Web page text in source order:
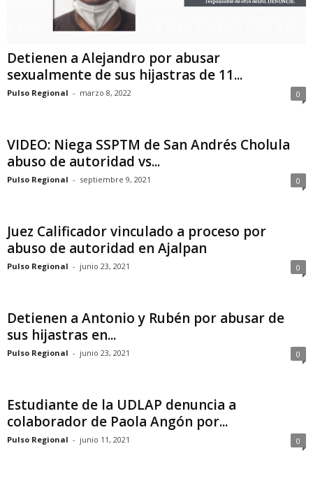
Detienen a Alejandro por abusar
sexualmente de sus hijastras de 11...
Pulso Regional - marzo 8, 2022 0
VIDEO: Niega SSPTM de San Andrés Cholula
abuso de autoridad vs...
Pulso Regional - septiembre 9, 2021 0
Juez Calificador vinculado a proceso por
abuso de autoridad en Ajalpan
Pulso Regional - junio 23, 2021 0
Detienen a Antonio y Rubén por abusar de
sus hijastras en...
Pulso Regional - junio 23, 2021 0
Estudiante de la UDLAP denuncia a
colaborador de Paola Angón por...
Pulso Regional - junio 11, 2021 0